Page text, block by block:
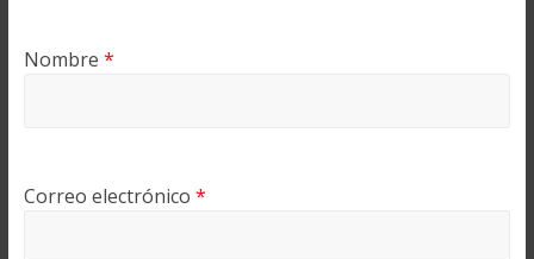
Nombre *
Correo electrónico *